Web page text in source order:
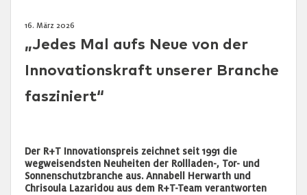
16. März 2026
„Jedes Mal aufs Neue von der
Innovationskraft unserer Branche
fasziniert“
Der R+T Innovationspreis zeichnet seit 1991 die
wegweisendsten Neuheiten der Rollladen-, Tor- und
Sonnenschutzbranche aus. Annabell Herwarth und
Chrisoula Lazaridou aus dem R+T-Team verantworten